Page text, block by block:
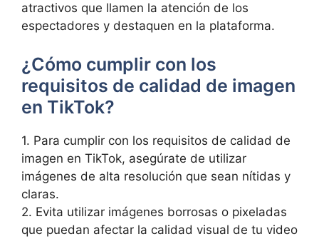
atractivos ​que llamen la atención de los
espectadores⁣ y⁢ destaquen en la plataforma.
¿Cómo cumplir con los‌
requisitos de calidad de imagen⁤
en TikTok?
1. Para cumplir con los requisitos de calidad ‌de
imagen en TikTok, ⁢asegúrate de⁢ utilizar
‍imágenes de alta⁤ resolución que sean ‍nítidas y
claras.
2. Evita utilizar imágenes borrosas o pixeladas
que puedan ‌afectar la calidad visual de tu video